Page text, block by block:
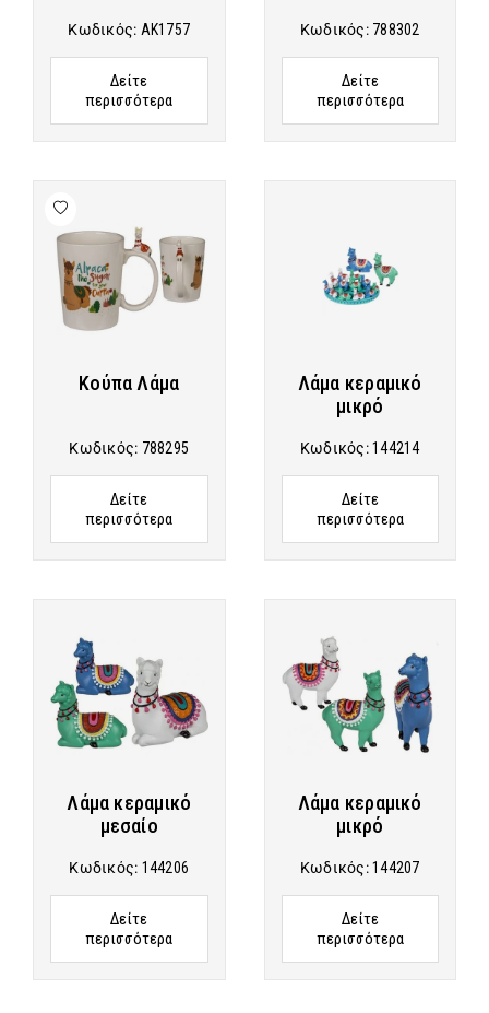
Κωδικός: AK1757
Δείτε
περισσότερα
Κωδικός: 788302
Δείτε
περισσότερα
Κούπα Λάμα
Κωδικός: 788295
Δείτε
περισσότερα
Λάμα κεραμικό
μικρό
Κωδικός:144214
Δείτε
περισσότερα
Λάμα κεραμικό
μεσαίο
Κωδικός: 144206
Δείτε
περισσότερα
Λάμα κεραμικό
μικρό
Κωδικός:144207
Δείτε
περισσότερα